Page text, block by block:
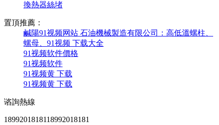
換熱器絲堵
置頂推薦：
鹹陽91视频网站 石油機械製造有限公司：高低溫螺柱、
螺母、91视频 下载大全
91视频软件價格
91视频软件
91视频黄 下载
91视频黄 下载
谘詢熱線
1899201818118992018181